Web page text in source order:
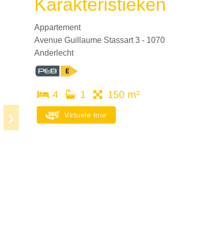
Karakteristieken
Appartement
Avenue Guillaume Stassart 3 - 1070
Anderlecht
4 1 150 m²
Virtuele tour